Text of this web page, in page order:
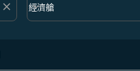
close 艙等 option 經濟艙 Selected
經濟艙
keyboard_arrow_down